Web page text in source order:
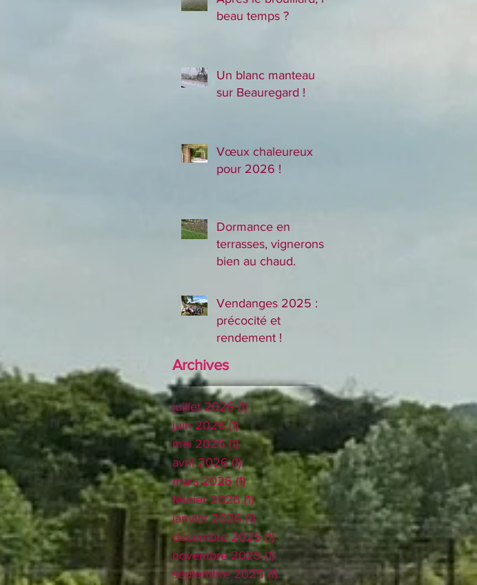
beau temps ?
Un blanc manteau
sur Beauregard !
Vœux chaleureux
pour 2026 !
Dormance en
terrasses, vignerons
bien au chaud.
Vendanges 2025 :
précocité et
rendement !
Archives
juillet 2026 (1)1 post
juin 2026 (1)1 post
mai 2026 (1)1 post
avril 2026 (1)1 post
mars 2026 (1)1 post
février 2026 (1)1 post
janvier 2026 (1)1 post
décembre 2025 (1)1 post
novembre 2025 (1) 1 post
septembre 2025 (1)1 post